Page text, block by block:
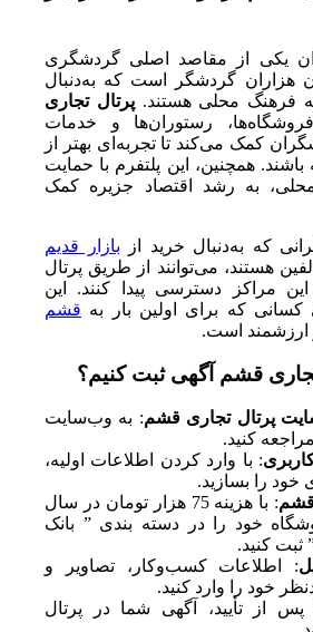
یکی از مقاصد اصلی گردشگری
هزاران گردشگر است که به‌دنبال
فرهنگ محلی هستند.پرتال تجاری
رستوران‌ها و خدمات
کمک می‌کند تا تجربه‌ای بهتر از
باشند. همچنین، این پلتفرم با حمایت
به رشد اقتصاد جزیره کمک
که به‌دنبال خرید از بازار قدیم
هستند، می‌توانند از طریق پرتال
مراکز دسترسی پیدا کنند. این
کسانی که برای اولین بار به قشم
ارزشمند است.
قشم آگهی ثبت کنیم؟
پرتال تجاری قشم: به وب‌سایت
کنید.
: با وارد کردن اطلاعات اولیه،
را بسازید.
: با هزینه 75 هزار تومان در سال
خود را در دسته بندی ” بانک
کنید.
: اطلاعات کسب‌وکار، تصاویر و
خود را وارد کنید.
پس از تأیید، آگهی شما در پرتال